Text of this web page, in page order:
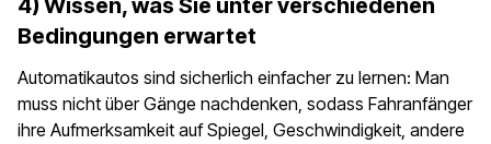
4) Wissen, was Sie unter verschiedenen
Bedingungen erwartet
Automatikautos sind sicherlich einfacher zu lernen: Man
muss nicht über Gänge nachdenken, sodass Fahranfänger
ihre Aufmerksamkeit auf Spiegel, Geschwindigkeit, andere